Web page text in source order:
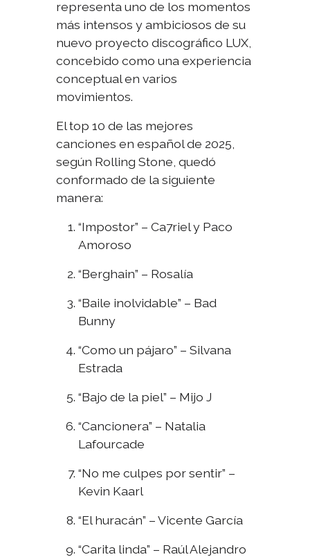
representa uno de los momentos
más intensos y ambiciosos de su
nuevo proyecto discográfico LUX
concebido como una experiencia
conceptual en varios
movimientos.
El top 10 de las mejores
canciones en español de 2025,
según Rolling Stone, quedó
conformado de la siguiente
manera:
“Impostor” – Ca7riel y Paco
Amoroso
“Berghain” – Rosalía
“Baile inolvidable” – Bad
Bunny
“Como un pájaro” – Silvana
Estrada
“Bajo de la piel” – Mijo J
“Cancionera” – Natalia
Lafourcade
“No me culpes por sentir” –
Kevin Kaarl
“El huracán” – Vicente García
“Carita linda” – Raúl Alejandro